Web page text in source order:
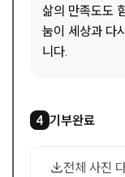
삶의 만족도도
눔이 세상과 다
니다.
4 기부완료
전체 사진